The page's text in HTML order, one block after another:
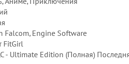
Falcom, Engine Software
FitGirl
- Ultimate Edition (Полная)